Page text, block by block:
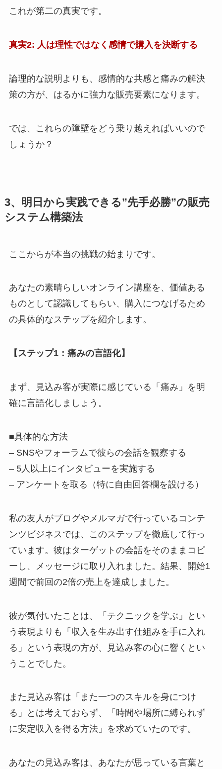
これが第二の真実です。
真実2: 人は理性ではなく感情で購入を決断する
論理的な説明よりも、感情的な共感と痛みの解決
策の方が、はるかに強力な販売要素になります。
では、これらの障壁をどう乗り越えればいいので
しょうか？
3、明日から実践できる”先手必勝”の販売
システム構築法
ここからが本当の挑戦の始まりです。
あなたの素晴らしいオンライン講座を、価値ある
ものとして認識してもらい、購入につなげるため
の具体的なステップを紹介します。
【ステップ1：痛みの言語化】
まず、見込み客が実際に感じている「痛み」を明
確に言語化しましょう。
■具体的な方法
– SNSやフォーラムで彼らの会話を観察する
– 5人以上にインタビューを実施する
– アンケートを取る（特に自由回答欄を設ける）
私の友人がブログやメルマガで行っているコンテ
ンツビジネスでは、このステップを徹底して行っ
ています。彼はターゲットの会話をそのままコピ
ーし、メッセージに取り入れました。結果、開始1
週間で前回の2倍の売上を達成しました。
彼が気付いたことは、「テクニックを学ぶ」とい
う表現よりも「収入を生み出す仕組みを手に入れ
る」という表現の方が、見込み客の心に響くとい
うことでした。
また見込み客は「また一つのスキルを身につけ
る」とは考えておらず、「時間や場所に縛られず
に安定収入を得る方法」を求めていたのです。
あなたの見込み客は、あなたが思っている言葉と